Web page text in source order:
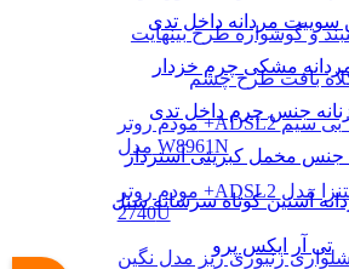
و گوشواره طرح بینهایت
بافت طرح چشم
مودم روتر +ADSL2 بی سیم TP-LINK
مدل W8961N
مودم روتر +ADSL2 بی سیم نتنزا مدل
2740U
زنبوری ریز مدل نگین
سوییت مردانه داخل تدی
مردانه مشکی چرم خزدار
زنانه جنس چرم داخل تدی
جنس مخمل کبریتی آستردار
آستین کوتاه سرشانه شنل
تی آر ایکس پرو